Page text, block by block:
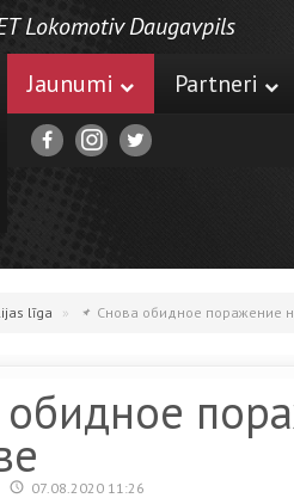
Lokomotiv Daugavpils
Jaunumi
Partneri
līga » Снова обидное поражение
07.08.2020 11:26